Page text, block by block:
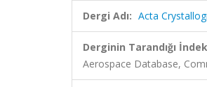
Dergi Adı: Acta
Derginin Tarandığı
Aerospace Database,